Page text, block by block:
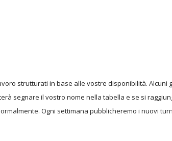
strutturati in base alle vostre disponibilità. Alcuni
segnare il vostro nome nella tabella e se si
Ogni settimana pubblicheremo i nuovi